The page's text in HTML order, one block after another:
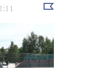
Выбрать